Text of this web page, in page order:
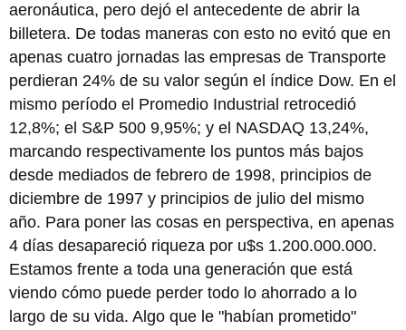
aeronáutica, pero dejó el antecedente de abrir la
billetera. De todas maneras con esto no evitó que en
apenas cuatro jornadas las empresas de Transporte
perdieran 24% de su valor según el índice Dow. En el
mismo período el Promedio Industrial retrocedió
12,8%; el S&P 500 9,95%; y el NASDAQ 13,24%,
marcando respectivamente los puntos más bajos
desde mediados de febrero de 1998, principios de
diciembre de 1997 y principios de julio del mismo
año. Para poner las cosas en perspectiva, en apenas
4 días desapareció riqueza por u$s 1.200.000.000.
Estamos frente a toda una generación que está
viendo cómo puede perder todo lo ahorrado a lo
largo de su vida. Algo que le "habían prometido"